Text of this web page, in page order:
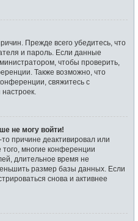
Прежде всего убедитесь, что
и пароль. Если данные
чтобы проверить,
Также возможно, что
свяжитесь с
не могу войти!
причине деактивировал или
многие конференции
длительное время не
размер базы данных. Если
снова и активнее